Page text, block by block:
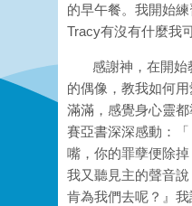
的早午餐。我開始
Tracy有沒有什麼我
感謝神，在開始
的偶像，教我如何
滿滿，感覺身心靈
賽亞書深深感動：
嘴，你的罪孽便除掉
我又聽見主的聲音
肯為我們去呢？』